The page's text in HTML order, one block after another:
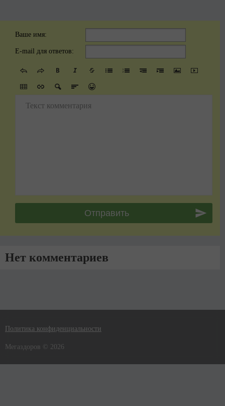
Ваше имя:
E-mail для ответов:
Текст комментария
Нет комментариев
Политика конфиденциальности
Мегаздоров © 2026